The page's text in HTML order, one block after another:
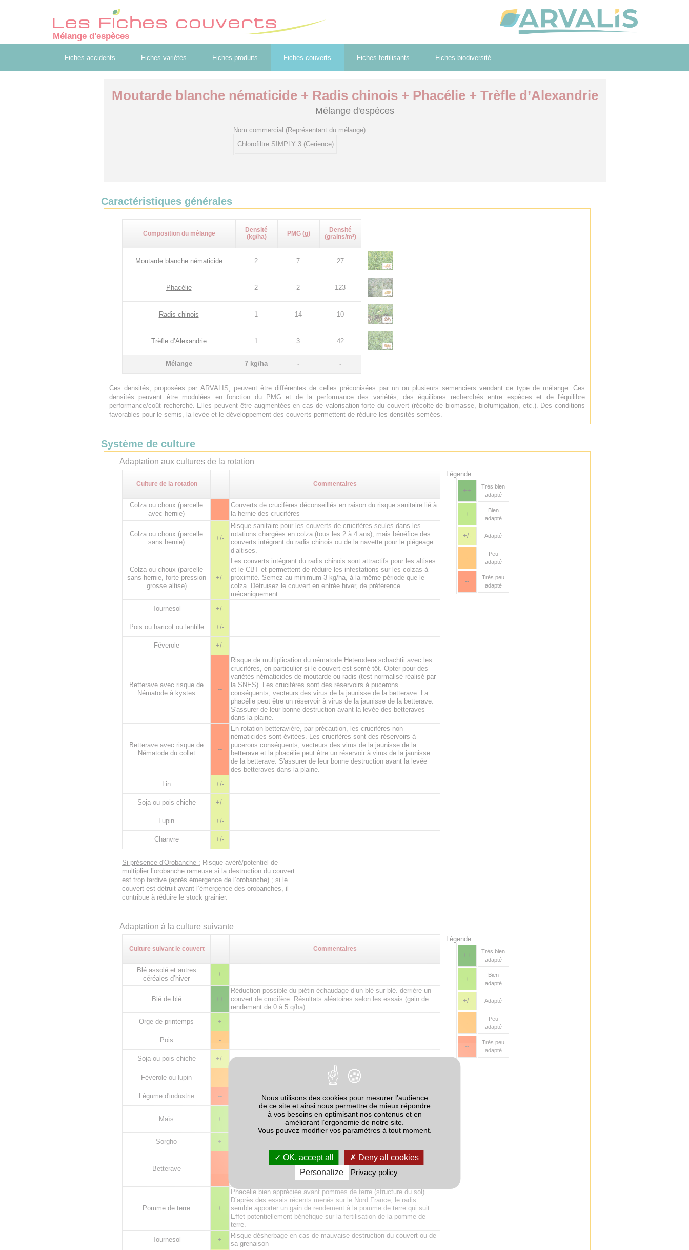
Mélange d'espèces
Fiches accidents Fiches variétés Fiches produits Fiches couverts Fiches fertilisants Fiches biodiversité
Moutarde blanche nématicide + Radis chinois + Phacélie + Trèfle d’Alexandrie
Mélange d'espèces
Nom commercial (Représentant du mélange) :
Chlorofiltre SIMPLY 3 (Cerience)
Caractéristiques générales
Composition du mélange
Densité
(kg/ha)
PMG (g)
Densité
(grains/m²)
Moutarde blanche nématicide 2 7 27
Phacélie 2 2 123
Radis chinois 1 14 10
Trèfle d’Alexandrie 1 3 42
Mélange 7 kg/ha - -
Ces densités, proposées par ARVALIS, peuvent être différentes de celles préconisées par un ou plusieurs semenciers vendant ce type de mélange. Ces
densités peuvent être modulées en fonction du PMG et de la performance des variétés, des équilibres recherchés entre espèces et de l'équilibre
performance/coût recherché. Elles peuvent être augmentées en cas de valorisation forte du couvert (récolte de biomasse, biofumigation, etc.). Des conditions
favorables pour le semis, la levée et le développement des couverts permettent de réduire les densités semées.
Système de culture
Adaptation aux cultures de la rotation
Culture de la rotation Commentaires
Colza ou choux (parcelle
avec hernie)
--
Couverts de crucifères déconseillés en raison du risque sanitaire lié à
la hernie des crucifères
Colza ou choux (parcelle
sans hernie)
+/-
Risque sanitaire pour les couverts de crucifères seules dans les
rotations chargées en colza (tous les 2 à 4 ans), mais bénéfice des
couverts intégrant du radis chinois ou de la navette pour le piégeage
d’altises.
Colza ou choux (parcelle
sans hernie, forte pression
grosse altise)
+/-
Les couverts intégrant du radis chinois sont attractifs pour les altises
et le CBT et permettent de réduire les infestations sur les colzas à
proximité. Semez au minimum 3 kg/ha, à la même période que le
colza. Détruisez le couvert en entrée hiver, de préférence
mécaniquement.
Tournesol
+/-
Pois ou haricot ou lentille +/-
Féverole +/-
Betterave avec risque de
Nématode à kystes
--
Risque de multiplication du nématode Heterodera schachtii avec les
crucifères, en particulier si le couvert est semé tôt. Opter pour des
variétés nématicides de moutarde ou radis (test normalisé réalisé par
la SNES). Les crucifères sont des réservoirs à pucerons
conséquents, vecteurs des virus de la jaunisse de la betterave. La
phacélie peut être un réservoir à virus de la jaunisse de la betterave.
S'assurer de leur bonne destruction avant la levée des betteraves
dans la plaine.
Betterave avec risque de
Nématode du collet
--
En rotation betteravière, par précaution, les crucifères non
nématicides sont évitées. Les crucifères sont des réservoirs à
pucerons conséquents, vecteurs des virus de la jaunisse de la
betterave et la phacélie peut être un réservoir à virus de la jaunisse
de la betterave. S'assurer de leur bonne destruction avant la levée
des betteraves dans la plaine.
Lin
+/-
Soja ou pois chiche +/-
Lupin +/-
Chanvre +/-
Si présence d'Orobanche : Risque avéré/potentiel de
multiplier l’orobanche rameuse si la destruction du couvert
est trop tardive (après émergence de l’orobanche) ; si le
couvert est détruit avant l’émergence des orobanches, il
contribue à réduire le stock grainier.
Légende :
++
Très bien
adapté
+
Bien
adapté
+/- Adapté
-
Peu
adapté
--
Très peu
adapté
Adaptation à la culture suivante
Culture suivant le couvert Commentaires
Blé assolé et autres
céréales d’hiver
+
Blé de blé ++
Réduction possible du piétin échaudage d’un blé sur blé. derrière un
couvert de crucifère. Résultats aléatoires selon les essais (gain de
rendement de 0 à 5 q/ha).
Orge de printemps
+
Pois -
Soja ou pois chiche +/-
Féverole ou lupin -
Par précaution, éviter les couverts de légumineuses avant
Légume d'industrie
-- Risque Sclerotinia s’il y a production de sclérotes.
Maïs +
L’effet potentiellement négatif des crucifères avant maïs n’est
observé que si le couvert est détruit tardivement (mars ou avril). Effet
potentiellement bénéfique (azote) sur le maïs suivant.
Sorgho
+
Betterave --
Suspicion d'augmentation du risque de rhizoctone brun dans des
situations avec présence déjà identifiée de la maladie.Risque
d’amplification des populations de nématode de la betterave
(Heterodera schachtii), en particulier si le couvert est semé tôt.
Pomme de terre +
Phacélie bien appréciée avant pommes de terre (structure du sol).
D’après des essais récents menés sur le Nord France, le radis
semble apporter un gain de rendement à la pomme de terre qui suit.
Effet potentiellement bénéfique sur la fertilisation de la pomme de
terre.
Tournesol
+
Risque désherbage en cas de mauvaise destruction du couvert ou de
sa grenaison
Légende :
++
Très bien
adapté
+
Bien
adapté
+/- Adapté
-
Peu
adapté
--
Très peu
adapté
Nous utilisons des cookies pour mesurer l’audience
de ce site et ainsi nous permettre de mieux répondre
à vos besoins en optimisant nos contenus et en
améliorant l’ergonomie de notre site.
Vous pouvez modifier vos paramètres à tout moment.
OK, accept all
Deny all cookies
Personalize
Privacy policy